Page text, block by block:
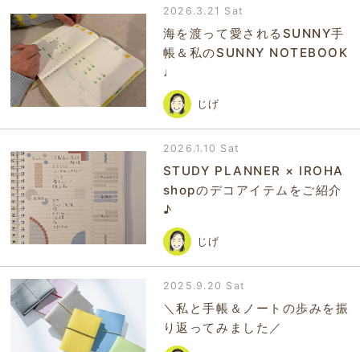
2026.3.21 Sat
海を渡って愛されるSUNNY手
帳＆私のSUNNY NOTEBOOK
♩
じげ
2026.1.10 Sat
STUDY PLANNER × IROHA
shopのデコアイテムをご紹介
♪
じげ
2025.9.20 Sat
＼私と手帳＆ノートの歩みを振
り返ってみました／